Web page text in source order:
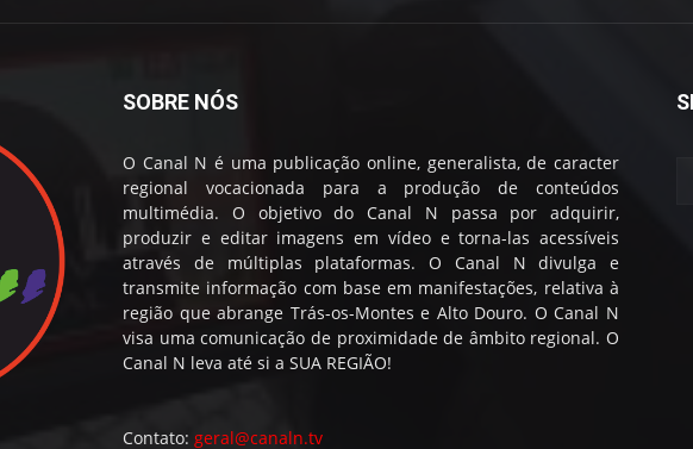
SOBRE NÓS
O Canal N é uma publicação online, generalista, de caracter
regional vocacionada para a produção de conteúdos
multimédia. O objetivo do Canal N passa por adquirir,
produzir e editar imagens em vídeo e torna-las acessíveis
através de múltiplas plataformas. O Canal N divulga e
transmite informação com base em manifestações, relativa à
região que abrange Trás-os-Montes e Alto Douro. O Canal N
visa uma comunicação de proximidade de âmbito regional. O
Canal N leva até si a SUA REGIÃO!
Contato: geral@canaln.tv